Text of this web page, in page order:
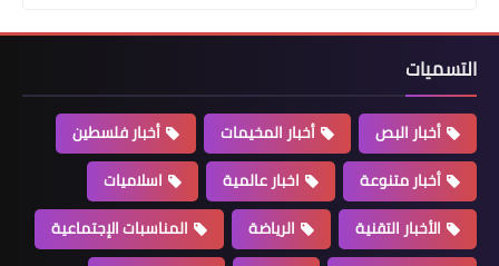
الكارثة تحققت الولايات المتحدة تبدأ
الحر"ب على فنزويلاالتسميات
أخبار البص أخبار المخيمات
أخبار فلسطين
أخبار متنوعة
اخبار عالمية
اسلاميات
الأخبار التقنية
الرياضة
المناسبات الإجتماعية